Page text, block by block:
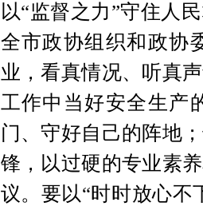
以“监督之力”守住人
全市政协组织和政协
业，看真情况、听真
工作中当好安全生产
门、守好自己的阵地
锋，以过硬的专业素
议。要以“时时放心不